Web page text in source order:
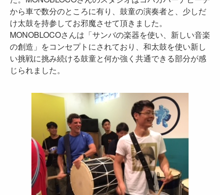
から車で数分のところに有り、鼓童の演奏者と、少しだ
け太鼓を持参してお邪魔させて頂きました。
MONOBLOCOさんは「サンバの楽器を使い、新しい音楽
の創造」をコンセプトにされており、和太鼓を使い新し
い挑戦に挑み続ける鼓童と何か強く共通できる部分が感
じられました。